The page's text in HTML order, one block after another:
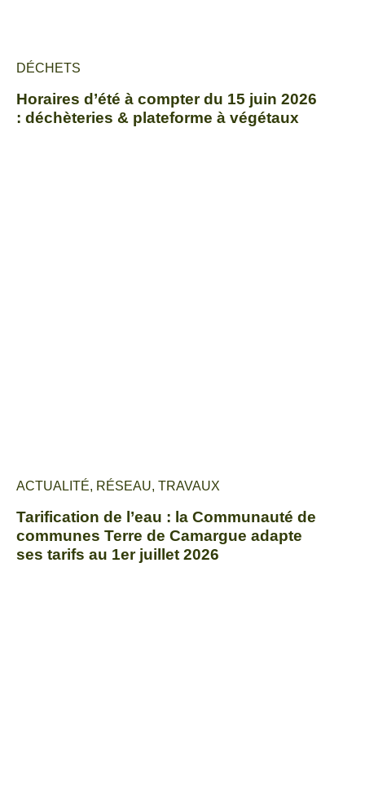
DÉCHETS
Horaires d’été à compter du 15 juin 2026
: déchèteries & plateforme à végétaux
ACTUALITÉ, RÉSEAU, TRAVAUX
Tarification de l’eau : la Communauté de
communes Terre de Camargue adapte
ses tarifs au 1er juillet 2026